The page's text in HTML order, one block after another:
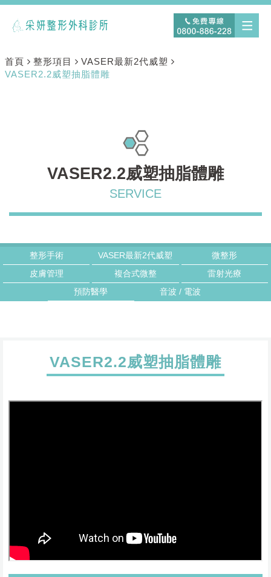
首頁 整形項目
VASER最新2代威塑
VASER2.2威塑抽脂體雕
VASER2.2威塑抽脂體雕
整形手術 VASER最新2代威塑
微整形
皮膚管理
複合式微整
雷射光療
預防醫學
音波 / 電波
VASER2.2威塑抽脂體雕